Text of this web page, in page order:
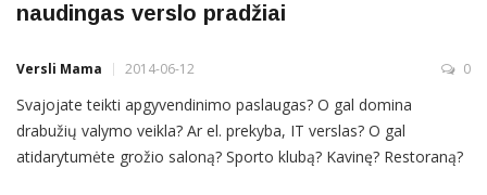
naudingas verslo pradžiai
Versli Mama 2014-06-12 0
Svajojate teikti apgyvendinimo paslaugas? O gal domina
drabužių valymo veikla? Ar el. prekyba, IT verslas? O gal
atidarytumėte grožio saloną? Sporto klubą? Kavinę? Restoraną?